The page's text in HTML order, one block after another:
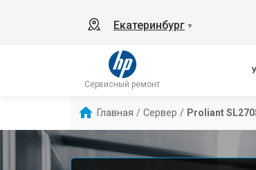
Екатеринбург ▼
Сервисный ремонт
Главная / Сервер / Proliant